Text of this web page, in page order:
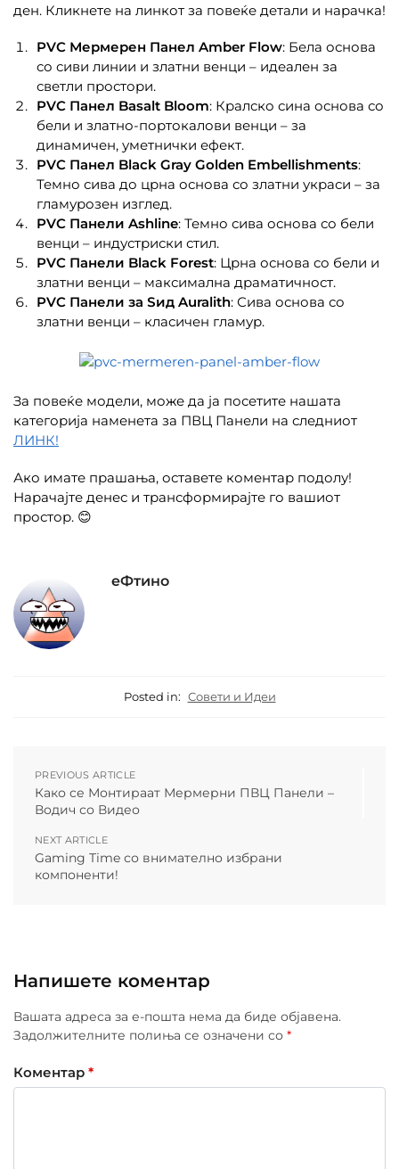
ден. Кликнете на линкот за повеќе детали и нарачка!
PVC Мермерен Панел Amber Flow: Бела основа
со сиви линии и златни венци – идеален за
светли простори.
PVC Панел Basalt Bloom: Кралско сина основа со
бели и златно-портокалови венци – за
динамичен, уметнички ефект.
PVC Панел Black Gray Golden Embellishments:
Темно сива до црна основа со златни украси – за
гламурозен изглед.
PVC Панели Ashline: Темно сива основа со бели
венци – индустриски стил.
PVC Панели Black Forest: Црна основа со бели и
златни венци – максимална драматичност.
PVC Панели за Ѕид Auralith: Сива основа со
златни венци – класичен гламур.
За повеќе модели, може да ја посетите нашата
категорија наменета за ПВЦ Панели на следниот
ЛИНК!
Ако имате прашања, оставете коментар подолу!
Нарачајте денес и трансформирајте го вашиот
простор. 😊
еФтино
Posted in: Совети и Идеи
PREVIOUS ARTICLE
Како се Монтираат Мермерни ПВЦ Панели –
Водич со Видео
NEXT ARTICLE
Gaming Time со внимателно избрани
компоненти!
Напишете коментар
Вашата адреса за е-пошта нема да биде објавена.
Задолжителните полиња се означени со *
Коментар *